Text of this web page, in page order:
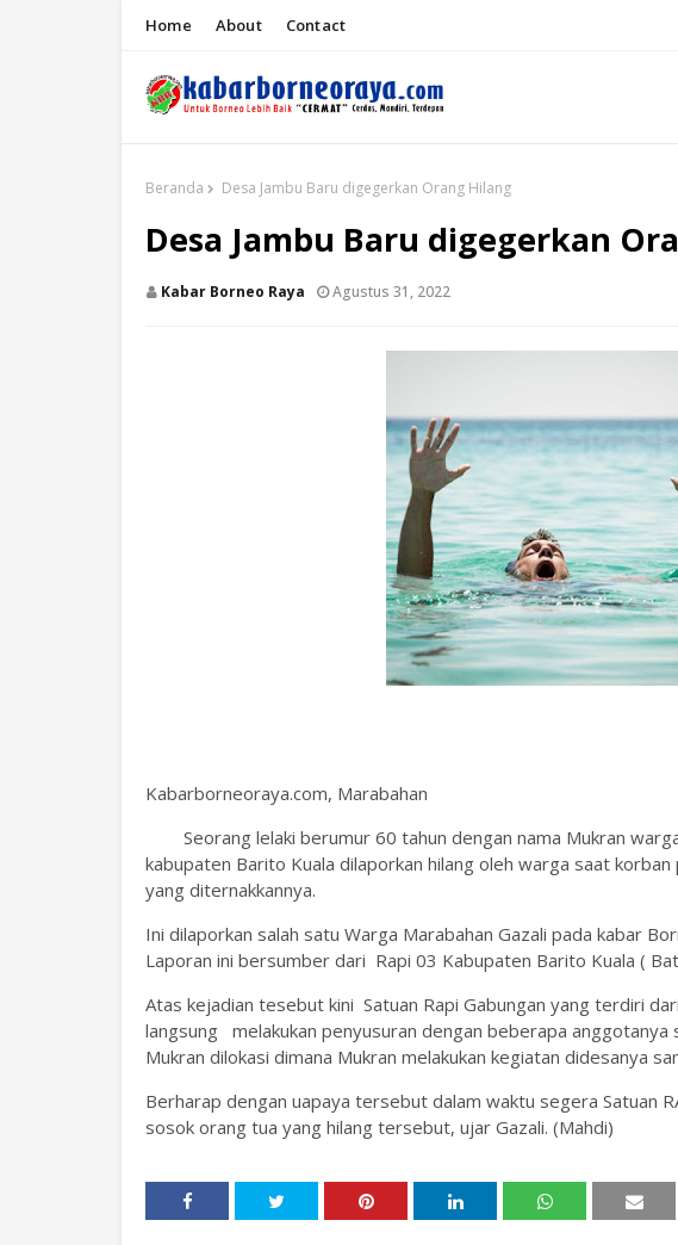
Home About Contact
Beranda Desa Jambu Baru digegerkan Orang Hilang
Desa Jambu Baru digegerkan
Kabar Borneo Raya Agustus 31, 2022
Kabarborneoraya.com, Marabahan
Seorang lelaki berumur 60 tahun dengan nama Mukran
kabupaten Barito Kuala dilaporkan hilang oleh warga saat
yang diternakkannya.
Ini dilaporkan salah satu Warga Marabahan Gazali pada kabar
Laporan ini bersumber dari Rapi 03 Kabupaten Barito Kuala (
Atas kejadian tesebut kini Satuan Rapi Gabungan yang terdiri
langsung melakukan penyusuran dengan beberapa anggotanya
Mukran dilokasi dimana Mukran melakukan kegiatan didesanya
Berharap dengan uapaya tersebut dalam waktu segera Satuan
sosok orang tua yang hilang tersebut, ujar Gazali. (Mahdi)